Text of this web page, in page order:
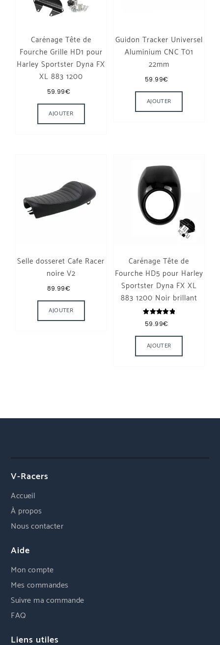
Carénage Tête de
Fourche Grille HD1 pour
Harley Sportster Dyna FX
XL 883 1200
59.99€
AJOUTER
Guidon Tracker Universel
Aluminium CNC T01
22mm
59.99€
AJOUTER
Ce produit
Selle dosseret Cafe Racer
noire V2
89.99€
AJOUTER
Carénage Tête de
Fourche HD5 pour Harley
Sportster Dyna FX XL
883 1200 Noir brillant
5.00
59.99€
AJOUTER
V-Racers
Accueil
À propos
Nous contacter
Aide
Mon compte
Mes commandes
Suivre ma commande
FAQ
Liens utiles